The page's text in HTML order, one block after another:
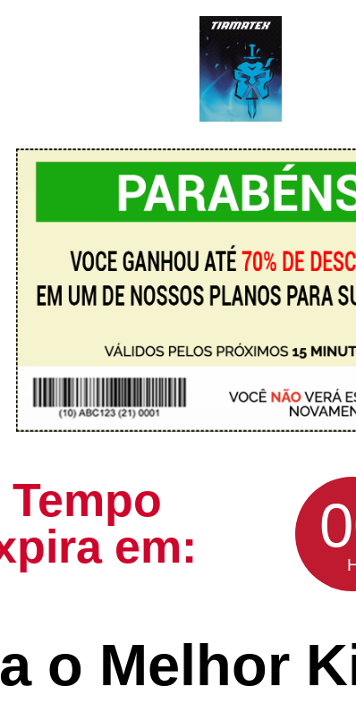
em:
o Melhor